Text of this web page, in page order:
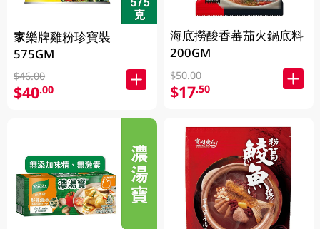
家樂牌雞粉珍寶裝
575GM
$46.00
$40.00
海底撈酸香蕃茄火鍋底料
200GM
$50.00
$17.50